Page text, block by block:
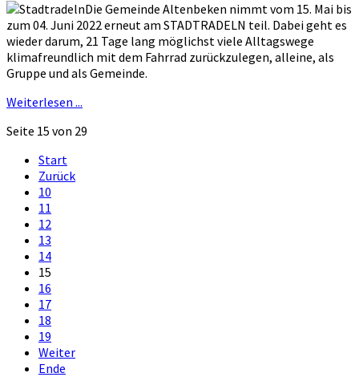
Die Gemeinde Altenbeken nimmt vom 15. Mai bis
zum 04. Juni 2022 erneut am STADTRADELN teil. Dabei geht es
wieder darum, 21 Tage lang möglichst viele Alltagswege
klimafreundlich mit dem Fahrrad zurückzulegen, alleine, als
Gruppe und als Gemeinde.
Weiterlesen ...
Seite 15 von 29
Start
Zurück
10
11
12
13
14
15
16
17
18
19
Weiter
Ende